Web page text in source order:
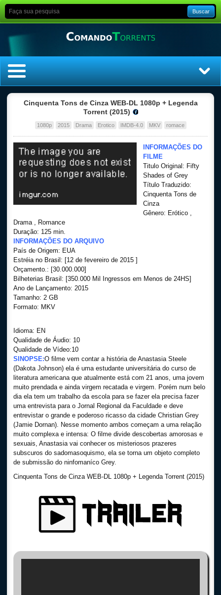
Buscar
Top Séries
Filmes
Cinquenta Tons de Cinza WEB-DL 1080p + Legenda
Torrent (2015)
1080p 2015 Drama Erotico IMDB-4.0 MKV romace
INFORMAÇÕES DO
FILME
Titulo Original: Fifty
Shades of Grey
Título Traduzido:
Cinquenta Tons de
Cinza
Gênero: Erótico ,
Drama , Romance
Duração: 125 min.
INFORMAÇÕES DO ARQUIVO
País de Origem: EUA
Estréia no Brasil: [12 de fevereiro de 2015 ]
Orçamento.: [30.000.000]
Bilheterias Brasil: [350.000 Mil Ingressos em Menos de 24HS]
Ano de Lançamento: 2015
Tamanho: 2 GB
Formato: MKV
Idioma: EN
Qualidade de Áudio: 10
Qualidade de Vídeo:10
SINOPSE:O filme vem contar a história de Anastasia Steele
(Dakota Johnson) ela é uma estudante universitária do curso de
literatura americana que atualmente está com 21 anos, uma jovem
muito prendada e ainda virgem recatada e virgem. Porém num belo
dia ela tem um trabalho da escola para se fazer ela precisa fazer
uma entrevista para o Jornal Regional da Faculdade e deve
entrevistar o grande e poderoso ricasso da cidade Christian Grey
(Jamie Dornan). Nesse momento ambos começam a uma relação
muito complexa e intensa: O filme divide descobertas amorosas e
sexuais, Anastasia vai conhecer os misteriosos prazeres
subscuros do sadomasoquismo, ela se torna um objeto completo
de submissão do ninfomaníco Grey.
Cinquenta Tons de Cinza WEB-DL 1080p + Legenda Torrent (2015)